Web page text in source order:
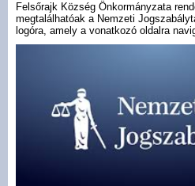
Polgármesteri Hivatal
Közérdekű adatok -
Felsőrajk
Felsőrajk Község Önkormányzata
megtalálhatóak a Nemzeti
logóra, amely a vonatkozó oldalra